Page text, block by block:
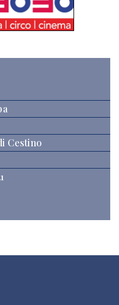
Cestino